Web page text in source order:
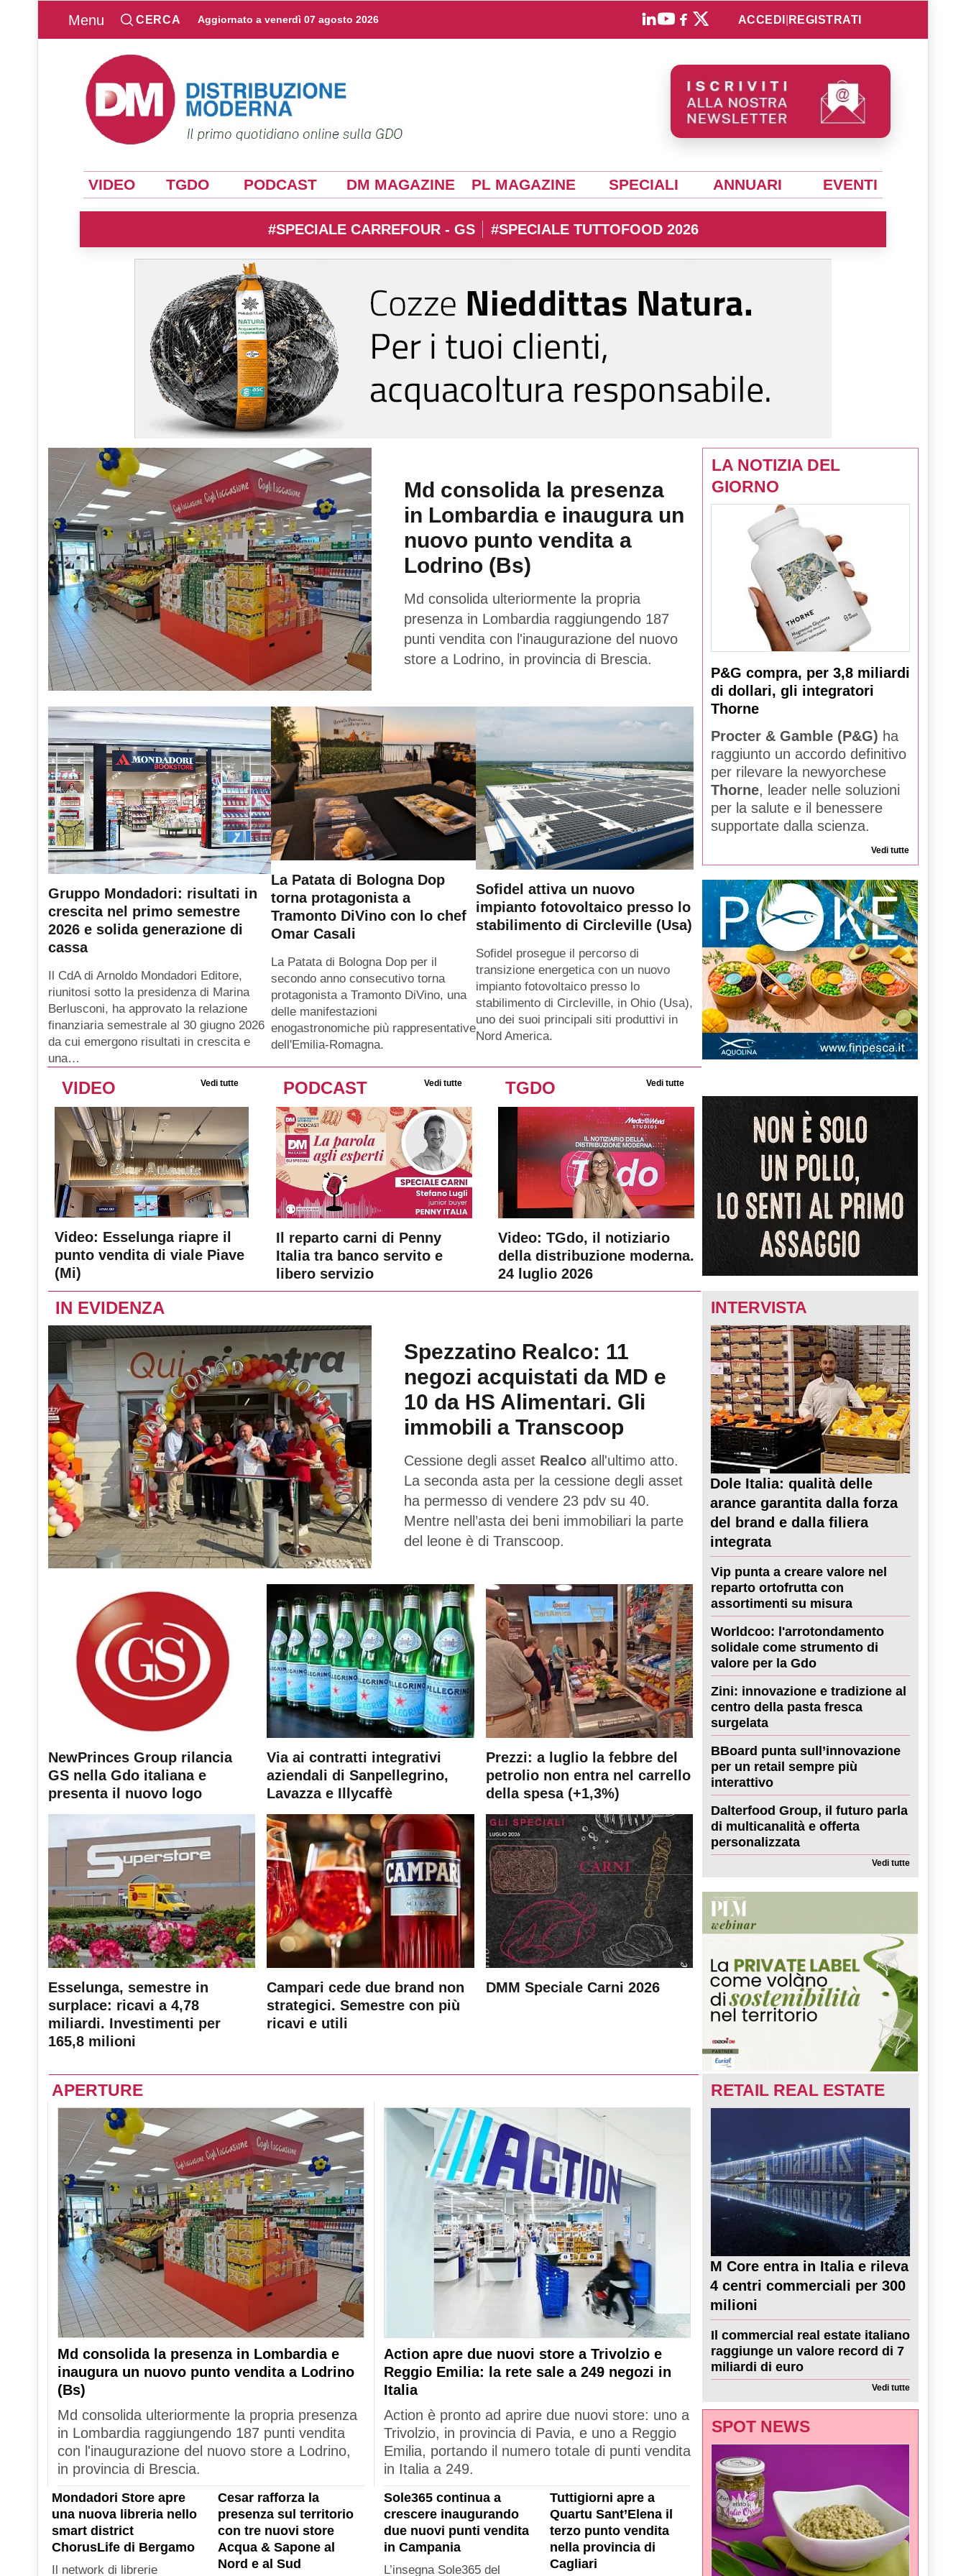
Menu CERCA Aggiornato a venerdì 07 agosto 2026 ACCEDI REGISTRATI
VIDEO TGDO PODCAST DM MAGAZINE PL MAGAZINE SPECIALI ANNUARI EVENTI
#SPECIALE CARREFOUR - GS #SPECIALE TUTTOFOOD 2026
Md consolida la presenza
in Lombardia e inaugura un
nuovo punto vendita a
Lodrino (Bs)
Md consolida ulteriormente la propria
presenza in Lombardia raggiungendo 187
punti vendita con l'inaugurazione del nuovo
store a Lodrino, in provincia di Brescia.
Gruppo Mondadori: risultati in
crescita nel primo semestre
2026 e solida generazione di
cassa
Il CdA di Arnoldo Mondadori Editore,
riunitosi sotto la presidenza di Marina
Berlusconi, ha approvato la relazione
finanziaria semestrale al 30 giugno 2026
da cui emergono risultati in crescita e
una…
La Patata di Bologna Dop
torna protagonista a
Tramonto DiVino con lo chef
Omar Casali
La Patata di Bologna Dop per il
secondo anno consecutivo torna
protagonista a Tramonto DiVino, una
delle manifestazioni
enogastronomiche più rappresentative
dell'Emilia-Romagna.
Sofidel attiva un nuovo
impianto fotovoltaico presso lo
stabilimento di Circleville (Usa)
Sofidel prosegue il percorso di
transizione energetica con un nuovo
impianto fotovoltaico presso lo
stabilimento di Circleville, in Ohio (Usa),
uno dei suoi principali siti produttivi in
Nord America.
LA NOTIZIA DEL
GIORNO
P&G compra, per 3,8 miliardi
di dollari, gli integratori
Thorne
Procter & Gamble (P&G) ha
raggiunto un accordo definitivo
per rilevare la newyorchese
Thorne, leader nelle soluzioni
per la salute e il benessere
supportate dalla scienza.
Vedi tutte
VIDEO Vedi tutte
Video: Esselunga riapre il
punto vendita di viale Piave
(Mi)
PODCAST Vedi tutte
Il reparto carni di Penny
Italia tra banco servito e
libero servizio
TGDO Vedi tutte
Video: TGdo, il notiziario
della distribuzione moderna.
24 luglio 2026
IN EVIDENZA
Spezzatino Realco: 11
negozi acquistati da MD e
10 da HS Alimentari. Gli
immobili a Transcoop
Cessione degli asset Realco all'ultimo atto.
La seconda asta per la cessione degli asset
ha permesso di vendere 23 pdv su 40.
Mentre nell’asta dei beni immobiliari la parte
del leone è di Transcoop.
NewPrinces Group rilancia
GS nella Gdo italiana e
presenta il nuovo logo
Via ai contratti integrativi
aziendali di Sanpellegrino,
Lavazza e Illycaffè
Prezzi: a luglio la febbre del
petrolio non entra nel carrello
della spesa (+1,3%)
Esselunga, semestre in
surplace: ricavi a 4,78
miliardi. Investimenti per
165,8 milioni
Campari cede due brand non
strategici. Semestre con più
ricavi e utili
DMM Speciale Carni 2026
INTERVISTA
Dole Italia: qualità delle
arance garantita dalla forza
del brand e dalla filiera
integrata
Vip punta a creare valore nel
reparto ortofrutta con
assortimenti su misura
Worldcoo: l'arrotondamento
solidale come strumento di
valore per la Gdo
Zini: innovazione e tradizione al
centro della pasta fresca
surgelata
BBoard punta sull’innovazione
per un retail sempre più
interattivo
Dalterfood Group, il futuro parla
di multicanalità e offerta
personalizzata
Vedi tutte
APERTURE
Md consolida la presenza in Lombardia e
inaugura un nuovo punto vendita a Lodrino
(Bs)
Md consolida ulteriormente la propria presenza
in Lombardia raggiungendo 187 punti vendita
con l'inaugurazione del nuovo store a Lodrino,
in provincia di Brescia.
Action apre due nuovi store a Trivolzio e
Reggio Emilia: la rete sale a 249 negozi in
Italia
Action è pronto ad aprire due nuovi store: uno a
Trivolzio, in provincia di Pavia, e uno a Reggio
Emilia, portando il numero totale di punti vendita
in Italia a 249.
Mondadori Store apre
una nuova libreria nello
smart district
ChorusLife di Bergamo
Il network di librerie
Cesar rafforza la
presenza sul territorio
con tre nuovi store
Acqua & Sapone al
Nord e al Sud
Sole365 continua a
crescere inaugurando
due nuovi punti vendita
in Campania
L’insegna Sole365 del
Tuttigiorni apre a
Quartu Sant’Elena il
terzo punto vendita
nella provincia di
Cagliari
RETAIL REAL ESTATE
M Core entra in Italia e rileva
4 centri commerciali per 300
milioni
Il commercial real estate italiano
raggiunge un valore record di 7
miliardi di euro
Vedi tutte
SPOT NEWS